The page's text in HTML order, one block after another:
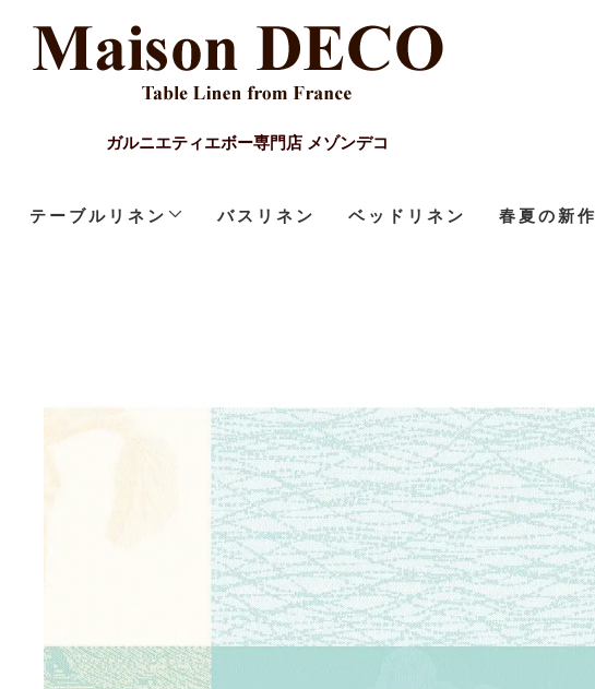
ガルニエティエボー専門店 メゾンデコ
テーブルリネン バスリネン ベッドリネン 春夏の新作